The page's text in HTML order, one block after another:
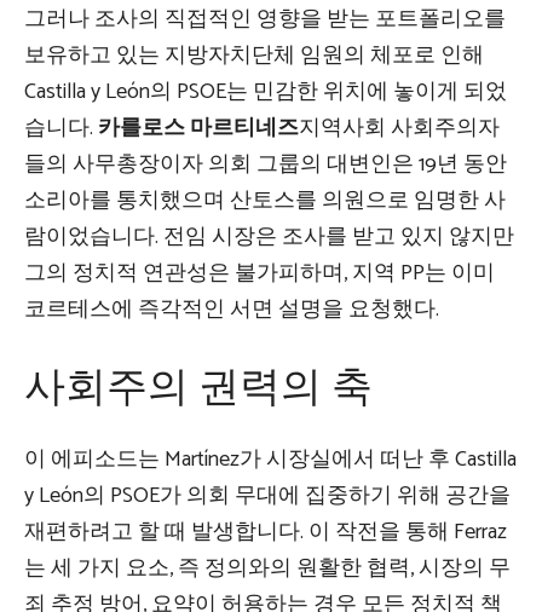
그러나 조사의 직접적인 영향을 받는 포트폴리오를
보유하고 있는 지방자치단체 임원의 체포로 인해
Castilla y León의 PSOE는 민감한 위치에 놓이게 되었
습니다. 카를로스 마르티네즈지역사회 사회주의자
들의 사무총장이자 의회 그룹의 대변인은 19년 동안
소리아를 통치했으며 산토스를 의원으로 임명한 사
람이었습니다. 전임 시장은 조사를 받고 있지 않지만
그의 정치적 연관성은 불가피하며, 지역 PP는 이미
코르테스에 즉각적인 서면 설명을 요청했다.
사회주의 권력의 축
이 에피소드는 Martínez가 시장실에서 떠난 후 Castilla
y León의 PSOE가 의회 무대에 집중하기 위해 공간을
재편하려고 할 때 발생합니다. 이 작전을 통해 Ferraz
는 세 가지 요소, 즉 정의와의 원활한 협력, 시장의 무